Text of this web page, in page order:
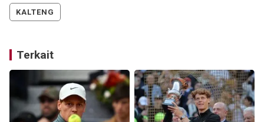
KALTENG
Terkait